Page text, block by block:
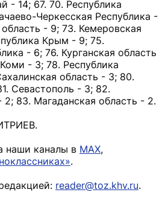
- 14; 67. 70. Республика
Черкесская Республика -
- 9; 73. Кемеровская
Крым - 9; 75.
- 6; 76. Курганская область
- 3; 78. Республика
область - 3; 80.
Севастополь - 3; 82.
2; 83. Магаданская область - 2.
наши каналы в MAX,
.
reader@toz.khv.ru.